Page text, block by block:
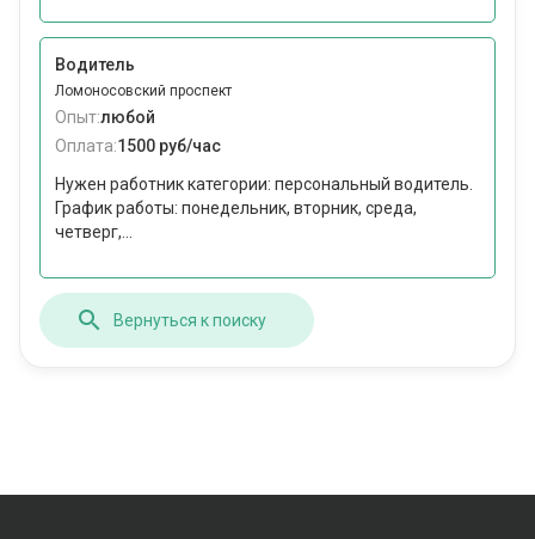
Водитель
Ломоносовский проспект
Опыт:любой
Оплата:1500 руб/час
Нужен работник категории: персональный водитель.
График работы: понедельник, вторник, среда,
четверг,...
Вернуться к поиску